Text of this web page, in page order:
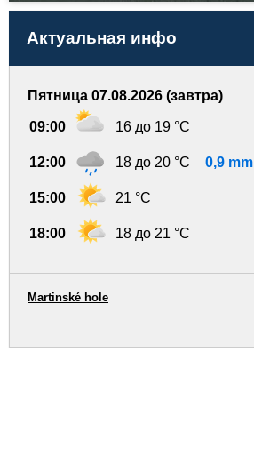
Актуальная инфо
Пятница 07.08.2026 (завтра)
09:00 16 до 19 °C
12:00 18 до 20 °C 0,9 mm
15:00 21 °C
18:00 18 до 21 °C
Martinské hole